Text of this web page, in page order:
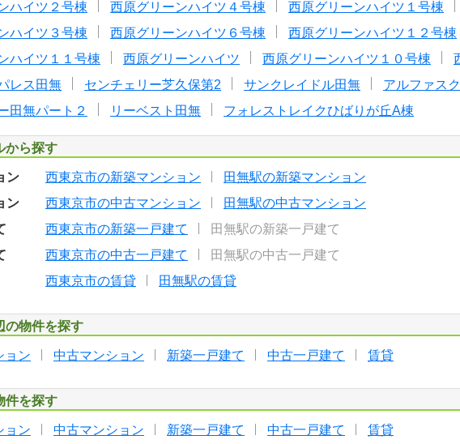
ハイツ２号棟 西原グリーンハイツ４号棟 西原グリーンハイツ１号棟
ハイツ３号棟
西原グリーンハイツ６号棟 西原グリーンハイツ１２号棟
ハイツ１１号棟
西原グリーンハイツ 西原グリーンハイツ１０号棟
レス田無
センチェリー芝久保第2 サンクレイドル田無 アルファス
田無パート２
リーベスト田無 フォレストレイクひばりが丘A棟
から探す
ン 西東京市の新築マンション
田無駅の新築マンション
ン
西東京市の中古マンション
田無駅の中古マンション
西東京市の新築一戸建て
田無駅の新築一戸建て
西東京市の中古一戸建て
田無駅の中古一戸建て
西東京市の賃貸 田無駅の賃貸
の物件を探す
ョン 中古マンション 新築一戸建て 中古一戸建て 賃貸
件を探す
ョン 中古マンション 新築一戸建て 中古一戸建て 賃貸